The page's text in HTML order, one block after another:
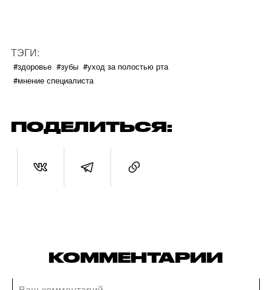
ТЭГИ:
#здоровье #зубы #уход за полостью рта
#мнение специалиста
ПОДЕЛИТЬСЯ:
КОММЕНТАРИИ